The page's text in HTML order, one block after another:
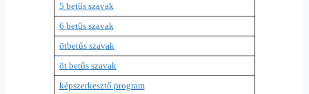
5 betűs szavak
6 betűs szavak
ötbetűs szavak
öt betűs szavak
képszerkesztő program